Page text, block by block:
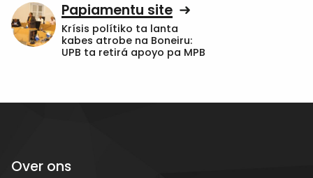
Papiamentu site
Krísis polítiko ta lanta
kabes atrobe na Boneiru:
UPB ta retirá apoyo pa MPB
Over ons